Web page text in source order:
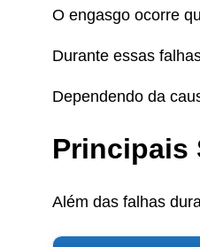
O engasgo ocorre
Durante essas
Dependendo da
Principais
Além das falhas